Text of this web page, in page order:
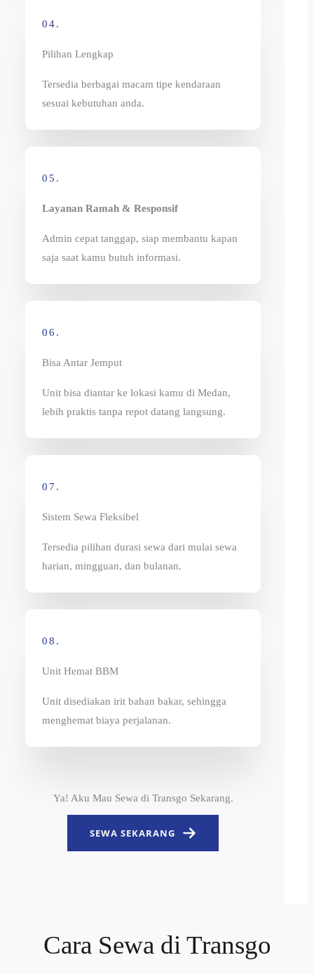
04.
Pilihan Lengkap
Tersedia berbagai macam tipe kendaraan
sesuai kebutuhan anda.
05.
Layanan Ramah & Responsif
Admin cepat tanggap, siap membantu kapan
saja saat kamu butuh informasi.
06.
Bisa Antar Jemput
Unit bisa diantar ke lokasi kamu di Medan,
lebih praktis tanpa repot datang langsung.
07.
Sistem Sewa Fleksibel
Tersedia pilihan durasi sewa dari mulai sewa
harian, mingguan, dan bulanan.
08.
Unit Hemat BBM
Unit disediakan irit bahan bakar, sehingga
menghemat biaya perjalanan.
Ya! Aku Mau Sewa di Transgo Sekarang.
SEWA SEKARANG
Cara Sewa di Transgo